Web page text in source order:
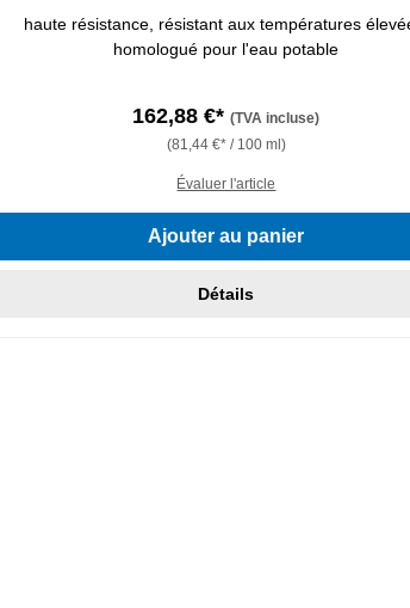
haute résistance, résistant aux températures
homologué pour l'eau potable
162,88 €*(TVA incluse)
(81,44 €* / 100 ml)
Évaluer l'article
Ajouter au panier
Détails